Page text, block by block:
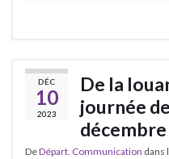
DÉC
10
2023
De la
journée
DeDépart. Communication dans